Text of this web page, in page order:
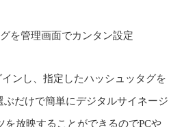
を管理画面でカンタン設定
ンし、指定したハッシュッタグを
ぶだけで簡単にデジタルサイネージ
を放映することができるのでPCや